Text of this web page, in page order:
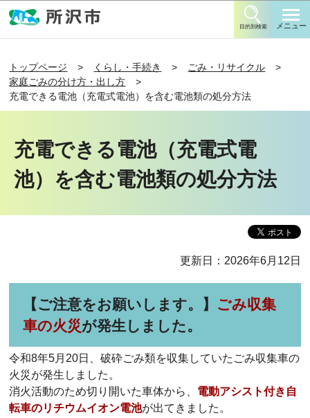
目的別検索 メニュー
トップページ くらし・手続き
ごみ・リサイクル
家庭ごみの分け方・出し方
充電できる電池（充電式電池）を含む電池類の処分方法
充電できる電池（充電式電
池）を含む電池類の処分方法
更新日：2026年6月12日
【ご注意をお願いします。】 ごみ収集
車の火災が発生しました。
令和8年5月20日、破砕ごみ類を収集していたごみ収集車の
火災が発生しました。
消火活動のため切り開いた車体から、 電動アシスト付き自
転車のリチウムイオン電池が出てきました。